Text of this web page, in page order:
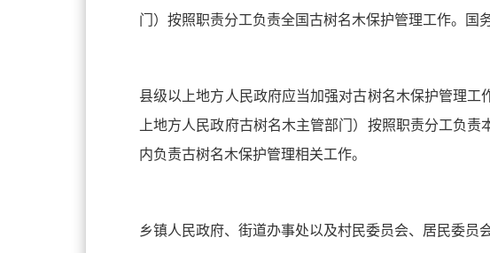
门）按照职责分工负责全国古树名木保护管理工作。国
县级以上地方人民政府应当加强对古树名木保护管理
上地方人民政府古树名木主管部门）按照职责分工负
内负责古树名木保护管理相关工作。
乡镇人民政府、街道办事处以及村民委员会、居民委员